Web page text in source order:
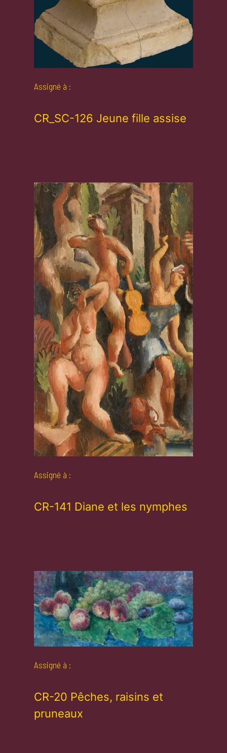
Assigné à :
CR_SC-126 Jeune fille assise
Assigné à :
CR-141 Diane et les nymphes
Assigné à :
CR-20 Pêches, raisins et
pruneaux